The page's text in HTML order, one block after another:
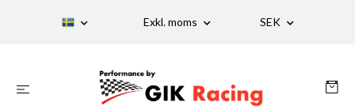
Exkl. moms SEK